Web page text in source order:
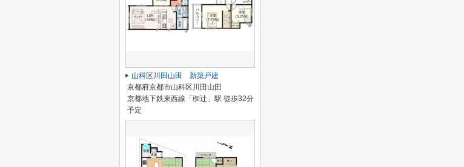
山科区川田山田 新築戸建
京都府京都市山科区川田山田
京都地下鉄東西線「椥辻」駅 徒歩32分
予定